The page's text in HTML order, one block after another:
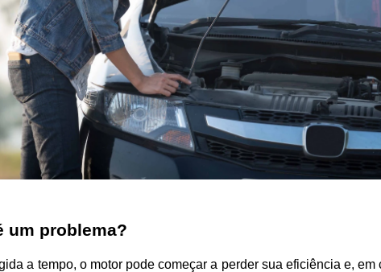
um problema?
a tempo, o motor pode começar a perder sua eficiência e,